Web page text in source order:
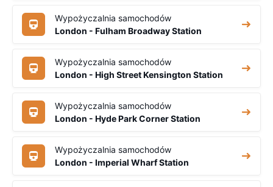
Wypożyczalnia samochodów
London - Fulham Broadway Station
Wypożyczalnia samochodów
London - High Street Kensington Station
Wypożyczalnia samochodów
London - Hyde Park Corner Station
Wypożyczalnia samochodów
London - Imperial Wharf Station